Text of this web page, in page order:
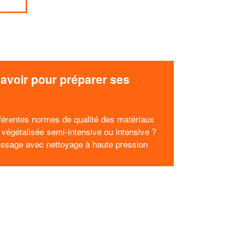
pour préparer ses
normes de qualité des matériaux
végétalisée semi-intensive ou intensive ?
avec nettoyage à haute pression